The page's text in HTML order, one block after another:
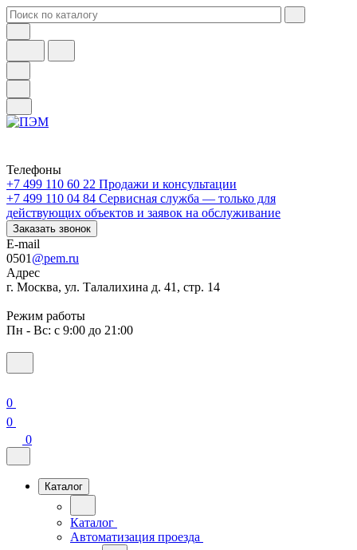
Телефоны
+7 499 110 60 22 Продажи и консультации
+7 499 110 04 84 Сервисная служба — только для
действующих объектов и заявок на обслуживание
Заказать звонок
E-mail
0501 @pem.ru
Адрес
г. Москва, ул. Талалихина д. 41, стр. 14
Режим работы
Пн - Вс: с 9:00 до 21:00
0
0
0
Каталог
Каталог
Автоматизация проезда